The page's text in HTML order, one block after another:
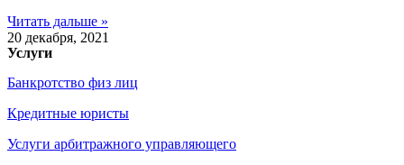
Читать дальше »
20 декабря, 2021
Услуги
Банкротство физ лиц
Кредитные юристы
Услуги арбитражного управляющего